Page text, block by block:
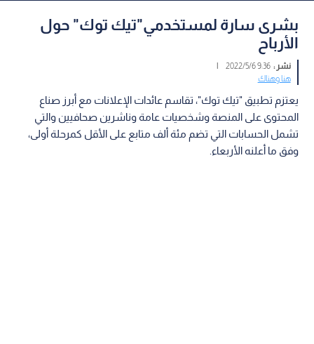
بشرى سارة لمستخدمي"تيك توك" حول
الأرباح
نشر :9:36 2022/5/6
|
هنا وهناك
يعتزم تطبيق "تيك توك"، تقاسم عائدات الإعلانات مع أبرز صناع
المحتوى على المنصة وشخصيات عامة وناشرين صحافيين والتي
تشمل الحسابات التي تضم مئة ألف متابع على الأقل كمرحلة أولى،
وفق ما أعلنه الأربعاء.